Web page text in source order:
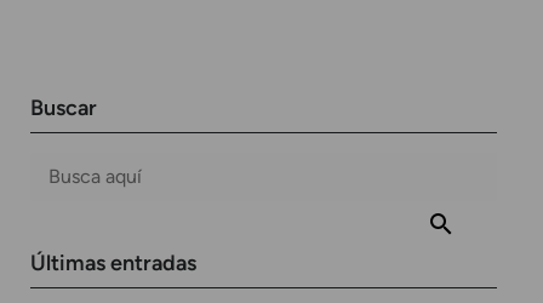
Buscar
Últimas entradas